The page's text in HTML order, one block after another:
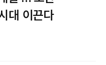
대 이끈다